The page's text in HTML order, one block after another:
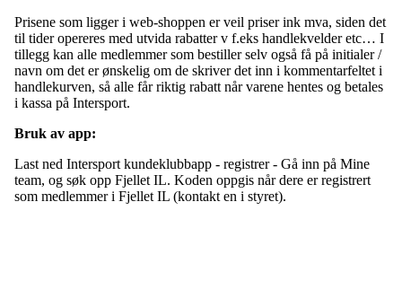
Prisene som ligger i web-shoppen er veil priser ink mva, siden det
til tider opereres med utvida rabatter v f.eks handlekvelder etc… I
tillegg kan alle medlemmer som bestiller selv også få på initialer /
navn om det er ønskelig om de skriver det inn i kommentarfeltet i
handlekurven, så alle får riktig rabatt når varene hentes og betales
i kassa på Intersport.
Bruk av app:
Last ned Intersport kundeklubbapp - registrer - Gå inn på Mine
team, og søk opp Fjellet IL. Koden oppgis når dere er registrert
som medlemmer i Fjellet IL (kontakt en i styret).